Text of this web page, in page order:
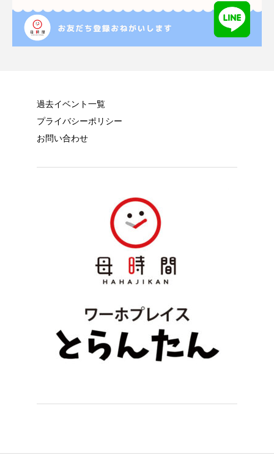
過去イベント一覧
プライバシーポリシー
お問い合わせ